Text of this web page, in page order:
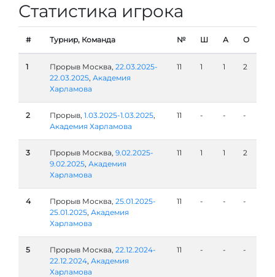
Статистика игрока
# Турнир, Команда № Ш А О
1 Прорыв Москва, 22.03.2025-
22.03.2025, Академия
Харламова
11 1 1 2
2 Прорыв, 1.03.2025-1.03.2025,
Академия Харламова
11 - - -
3 Прорыв Москва, 9.02.2025-
9.02.2025, Академия
Харламова
11 1 1 2
4 Прорыв Москва, 25.01.2025-
25.01.2025, Академия
Харламова
11 - - -
5 Прорыв Москва, 22.12.2024-
22.12.2024, Академия
Харламова
11 - - -